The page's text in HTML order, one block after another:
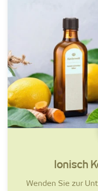
lonisch
Wenden Sie zur